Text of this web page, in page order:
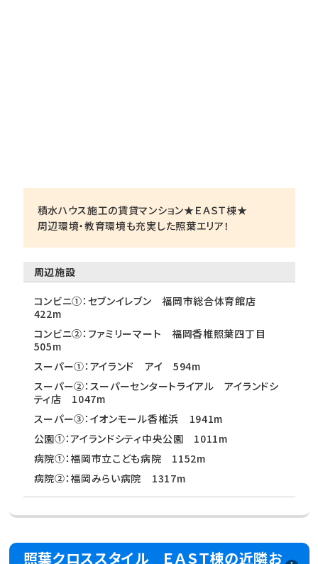
積水ハウス施工の賃貸マンション★ＥＡＳＴ棟★
周辺環境・教育環境も充実した照葉エリア！
周辺施設
コンビニ①：セブンイレブン 福岡市総合体育館店
422m
コンビニ②：ファミリーマート 福岡香椎照葉四丁目
505m
スーパー①：アイランド アイ 594m
スーパー②：スーパーセンタートライアル アイランドシ
ティ店 1047m
スーパー③：イオンモール香椎浜 1941m
公園①：アイランドシティ中央公園 1011m
病院①：福岡市立こども病院 1152m
病院②：福岡みらい病院 1317m
照葉クロススタイル ＥＡＳＴ棟の近隣お